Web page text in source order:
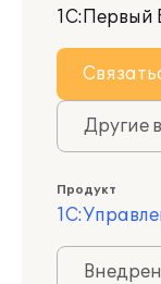
1С:Первый
Другие
Продукт